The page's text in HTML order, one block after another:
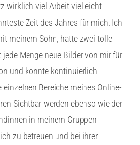
wirklich viel Arbeit vielleicht
Zeit des Jahres für mich. Ich
meinem Sohn, hatte zwei tolle
Menge neue Bilder von mir für
und konnte kontinuierlich
Bereiche meines Online-
Sichtbar-werden ebenso wie der
in meinem Gruppen-
zu betreuen und bei ihrer